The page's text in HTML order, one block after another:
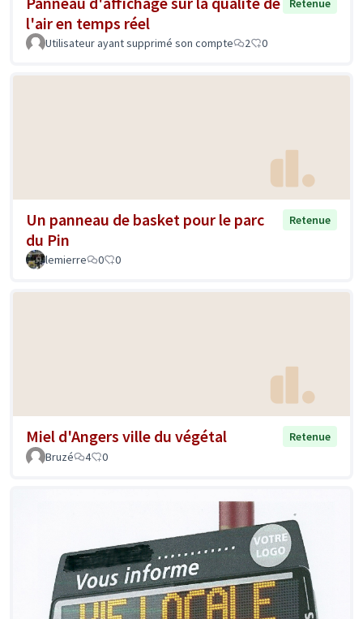
l'air en temps réel
Utilisateur ayant supprimé son compte 2 0
Un panneau de basket pour le parc
du Pin
Retenue
lemierre 0 0
Miel d'Angers ville du végétal
Retenue
Bruzé
4 0